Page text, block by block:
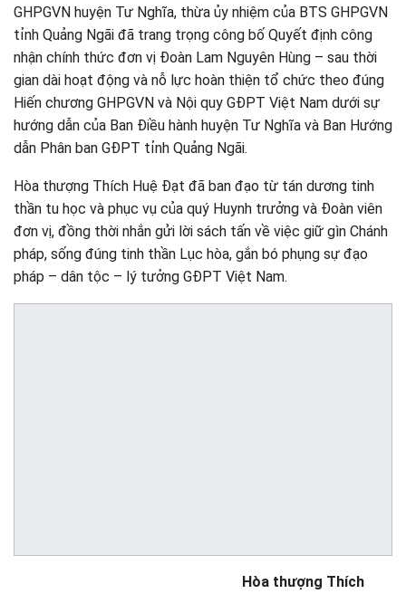
GHPGVN huyện Tư Nghĩa, thừa ủy nhiệm của BTS GHPGVN
tỉnh Quảng Ngãi đã trang trọng công bố Quyết định công
nhận chính thức đơn vị Đoàn Lam Nguyên Hùng – sau thời
gian dài hoạt động và nỗ lực hoàn thiện tổ chức theo đúng
Hiến chương GHPGVN và Nội quy GĐPT Việt Nam dưới sự
hướng dẫn của Ban Điều hành huyện Tư Nghĩa và Ban Hướng
dẫn Phân ban GĐPT tỉnh Quảng Ngãi.
Hòa thượng Thích Huệ Đạt đã ban đạo từ tán dương tinh
thần tu học và phục vụ của quý Huynh trưởng và Đoàn viên
đơn vị, đồng thời nhắn gửi lời sách tấn về việc giữ gìn Chánh
pháp, sống đúng tinh thần Lục hòa, gắn bó phụng sự đạo
pháp – dân tộc – lý tưởng GĐPT Việt Nam.
Hòa thượng Thích